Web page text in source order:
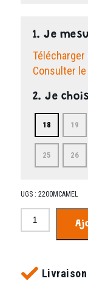
1. Je
Consulter le
2. Je
18 19
25 26
UGS : 2200MCAMEL